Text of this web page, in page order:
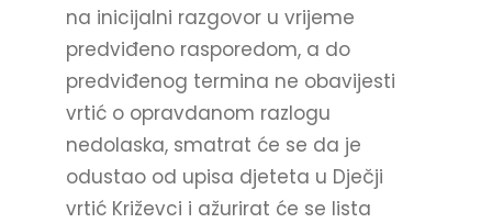
na inicijalni razgovor u vrijeme
predviđeno rasporedom, a do
predviđenog termina ne obavijesti
vrtić o opravdanom razlogu
nedolaska, smatrat će se da je
odustao od upisa djeteta u Dječji
vrtić Križevci i ažurirat će se lista